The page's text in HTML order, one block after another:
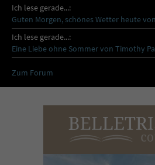
Ich lese gerade...:
Guten Morgen, schönes Wetter heute
Ich lese gerade...:
Eine Liebe ohne Sommer von Timothy
Zum Forum